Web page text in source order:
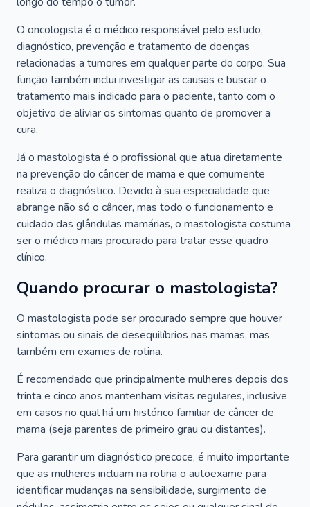
O oncologista é o médico responsável pelo estudo,
diagnóstico, prevenção e tratamento de doenças
relacionadas a tumores em qualquer parte do corpo. Sua
função também inclui investigar as causas e buscar o
tratamento mais indicado para o paciente, tanto com o
objetivo de aliviar os sintomas quanto de promover a
cura.
Já o mastologista é o profissional que atua diretamente
na prevenção do câncer de mama e que comumente
realiza o diagnóstico. Devido à sua especialidade que
abrange não só o câncer, mas todo o funcionamento e
cuidado das glândulas mamárias, o mastologista costuma
ser o médico mais procurado para tratar esse quadro
clínico.
Quando procurar o mastologista?
O mastologista pode ser procurado sempre que houver
sintomas ou sinais de desequilíbrios nas mamas, mas
também em exames de rotina.
É recomendado que principalmente mulheres depois dos
trinta e cinco anos mantenham visitas regulares, inclusive
em casos no qual há um histórico familiar de câncer de
mama (seja parentes de primeiro grau ou distantes).
Para garantir um diagnóstico precoce, é muito importante
que as mulheres incluam na rotina o autoexame para
identificar mudanças na sensibilidade, surgimento de